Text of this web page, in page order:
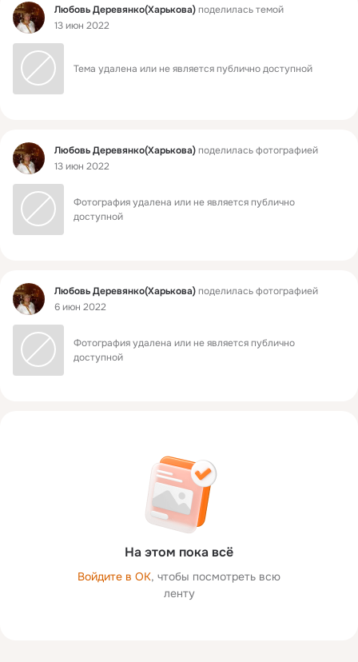
Фид Любовь Деревянко(Харькова)поделилась темой
13 июн 2022
Тема удалена или не является публично доступной
Фид Любовь Деревянко(Харькова)поделилась фотографией
13 июн 2022
Фотография удалена или не является публично
доступной
Фид Любовь Деревянко(Харькова)поделилась фотографией
6 июн 2022
Фотография удалена или не является публично
доступной
На этом пока всё
Войдите в ОК, чтобы посмотреть всю
ленту